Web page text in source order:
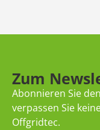
Zum
Abonnieren Sie
verpassen Sie
Offgridtec.